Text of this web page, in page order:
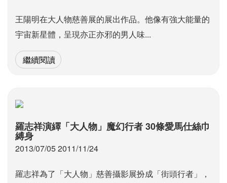
王陽明在大人物慈善展的展出作品。他像有強大能量的
宇宙新星體，呈現亦正亦邪的男人味...
繼續閱讀
羅志祥演繹「大人物」魔幻行者 30條愛馬仕絲巾
縛身
2013/07/05 2011/11/24
羅志祥為了「大人物」慈善攝影展扮成「街頭行者」，